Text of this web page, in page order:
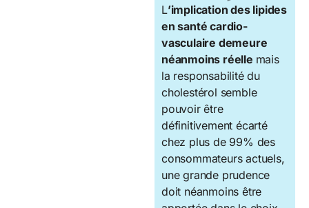
L’implication des lipides
en santé cardio-
vasculaire demeure
néanmoins réelle mais
la responsabilité du
cholestérol semble
pouvoir être
définitivement écarté
chez plus de 99% des
consommateurs actuels,
une grande prudence
doit néanmoins être